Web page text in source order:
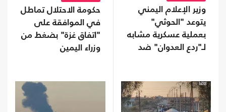
وزير الإعلام اليمني
يتوعد "الحوثي"
بعملية عسكرية مشابه
لـ"ردع العدوان" ضد
حكومة الاحتلال تماطل
في الموافقة على
"اتفاق غزة" بضغط من
وزراء اليمين